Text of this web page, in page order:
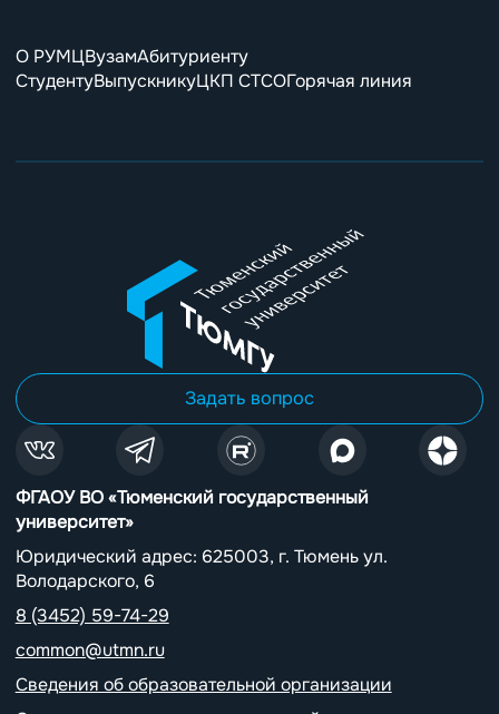
О РУМЦВузамАбитуриенту
СтудентуВыпускникуЦКП СТСОГорячая линия
ФГАОУ ВО «Тюменский государственный
университет»
Юридический адрес: 625003, г. Тюмень ул.
Володарского, 6
8 (3452) 59-74-29
common@utmn.ru
Сведения об образовательной организации
Задать вопрос